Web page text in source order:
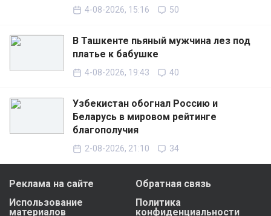
4-08-2026, 15:16 50
В Ташкенте пьяный мужчина лез под
платье к бабушке
4-08-2026, 19:43 40
Узбекистан обогнал Россию и
Беларусь в мировом рейтинге
благополучия
2-08-2026, 21:10 34
Реклама на сайте
Обратная связь
Использование
материалов
Политика
конфиденциальности